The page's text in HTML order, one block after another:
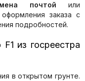
почтой или
заказа с
подробностей.
из госреестра
в открытом грунте.